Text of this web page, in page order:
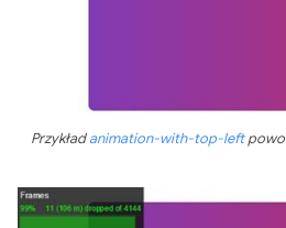
Przykładanimation-with-top-left